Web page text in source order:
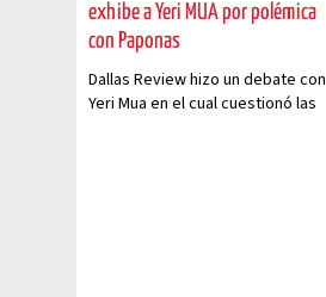
exhibe a Yeri MUA por polémica
con Paponas
Dallas Review hizo un debate con
Yeri Mua en el cual cuestionó las